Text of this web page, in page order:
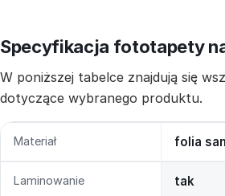
Specyfikacja fototapety
W poniższej tabelce znajdują się
dotyczące wybranego produktu.
Materiał folia
Laminowanie tak